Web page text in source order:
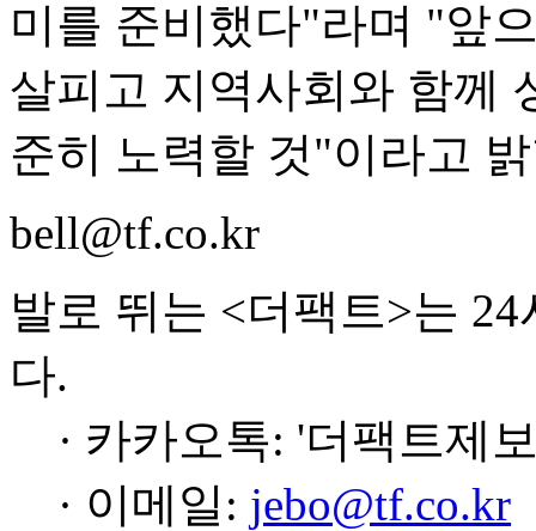
미를 준비했다"라며 "앞
살피고 지역사회와 함께
준히 노력할 것"이라고
bell@tf.co.kr
발로 뛰는 <더팩트>는
다.
· 카카오톡: '더팩트제
· 이메일: jebo@tf.co.kr